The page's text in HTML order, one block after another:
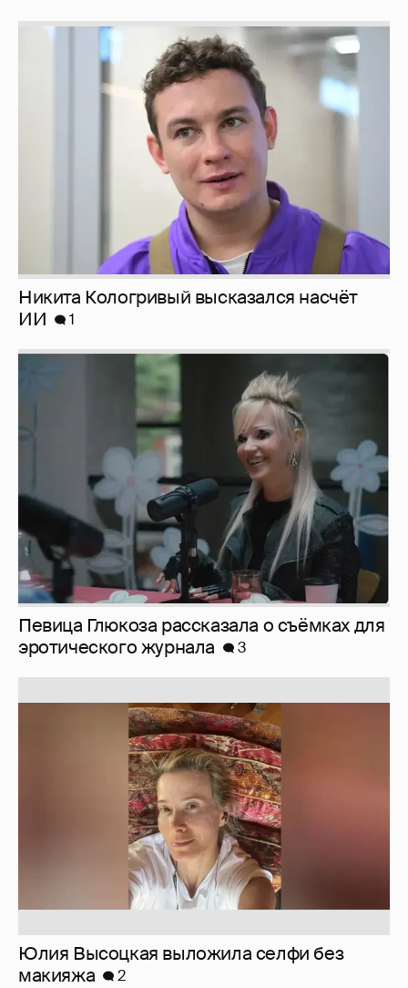
Никита Кологривый высказался насчёт
ИИ
1
Певица Глюкоза рассказала о съёмках для
эротического журнала
3
Юлия Высоцкая выложила селфи без
макияжа
2